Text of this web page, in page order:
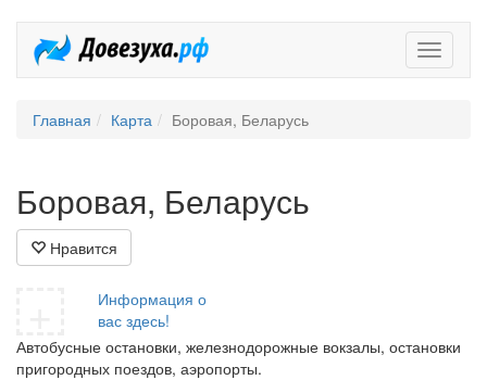
Главная Карта Боровая, Беларусь
Боровая, Беларусь
Нравится
Информация о
вас здесь!
Автобусные остановки, железнодорожные вокзалы, остановки
пригородных поездов, аэропорты.